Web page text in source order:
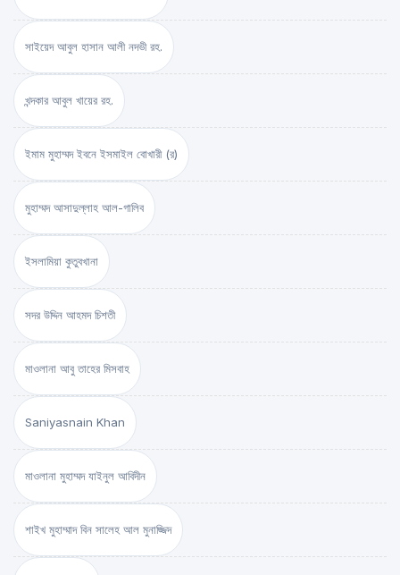
সাইয়েদ আবুল হাসান আলী নদভী রহ.
খন্দকার আবুল খায়ের রহ.
ইমাম মুহাম্মদ ইবনে ইসমাইল বোখারী (র)
মুহাম্মদ আসাদুল্লাহ আল-গালিব
ইসলামিয়া কুতুবখানা
সদর উদ্দিন আহমদ চিশতী
মাওলানা আবু তাহের মিসবাহ
Saniyasnain Khan
মাওলানা মুহাম্মদ যাইনুল আবিদীন
শাইখ মুহাম্মাদ বিন সালেহ আল মুনাজ্জিদ